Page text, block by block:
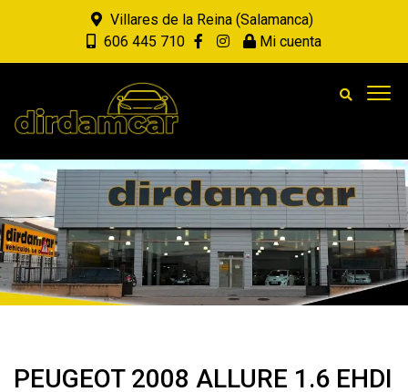
Villares de la Reina (Salamanca)
606 445 710
Mi cuenta
PEUGEOT 2008 ALLURE 1.6 EHDI